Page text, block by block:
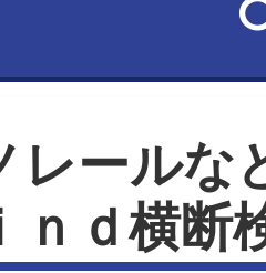
レール
ｎｄ横断